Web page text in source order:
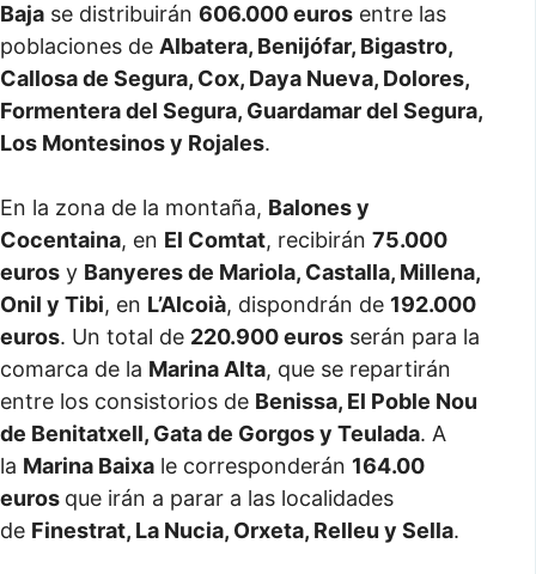
Baja se distribuirán 606.000 euros entre las
poblaciones de Albatera, Benijófar, Bigastro,
Callosa de Segura, Cox, Daya Nueva, Dolores,
Formentera del Segura, Guardamar del Segura,
Los Montesinos y Rojales.
En la zona de la montaña, Balones y
Cocentaina, en El Comtat, recibirán 75.000
euros y Banyeres de Mariola, Castalla, Millena,
Onil y Tibi, en L’Alcoià, dispondrán de 192.000
euros. Un total de 220.900 euros serán para la
comarca de la Marina Alta, que se repartirán
entre los consistorios de Benissa, El Poble Nou
de Benitatxell, Gata de Gorgos y Teulada. A
la Marina Baixa le corresponderán 164.00
euros que irán a parar a las localidades
de Finestrat, La Nucia, Orxeta, Relleu y Sella.